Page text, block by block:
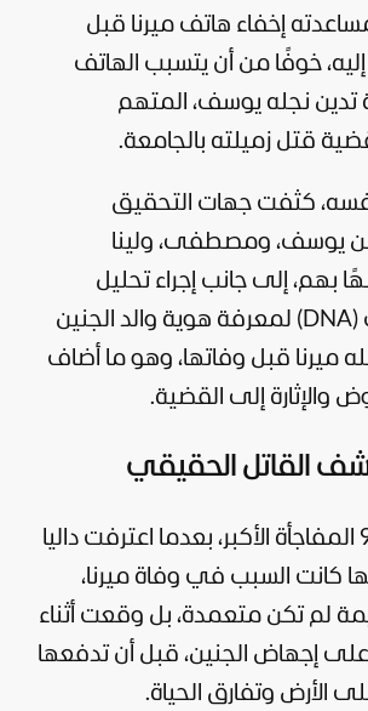
إخفاء هاتف ميرنا قبل
خوفًا من أن يتسبب الهاتف
نجله يوسف، المتهم
قتل زميلته بالجامعة.
كثفت جهات التحقيق
يوسف، ومصطفى، ولينا
بهم، إلى جانب إجراء تحليل
الحمض النووي (DNA) لمعرفة هوية والد الجنين
ميرنا قبل وفاتها، وهو ما أضاف
والإثارة إلى القضية.
حملت الحلقة 9 المفاجأة الأكبر، بعدما اعترفت داليا
كانت السبب في وفاة ميرنا،
لم تكن متعمدة، بل وقعت أثناء
على إجهاض الجنين، قبل أن تدفعها
الأرض وتفارق الحياة.